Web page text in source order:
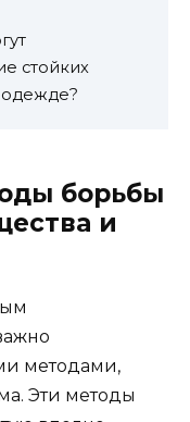
стойких
одежде?
борьбы
и
методами,
Эти методы